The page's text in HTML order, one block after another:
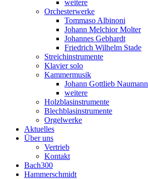
weitere
Orchesterwerke
Tommaso Albinoni
Johann Melchior Molter
Johannes Gebhardt
Friedrich Wilhelm Stade
Streichinstrumente
Klavier solo
Kammermusik
Johann Gottlieb Naumann
weitere
Holzblasinstrumente
Blechblasinstrumente
Orgelwerke
Aktuelles
Über uns
Vertrieb
Kontakt
Bach300
Hammerschmidt